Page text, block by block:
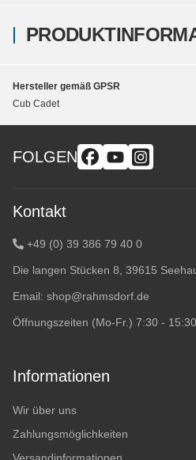
Hersteller gemäß GPSR
Cub Cadet
FOLGEN
Kontakt
+49 (0) 39 386 79 40 0
Die langen Stücken 8, 39615
Email: shop@rahmsdorf.de
Öffnungszeiten (Mo-Fr.) 7:30 - 15:30
Informationen
Wir über uns
Zahlungsmöglichkeiten